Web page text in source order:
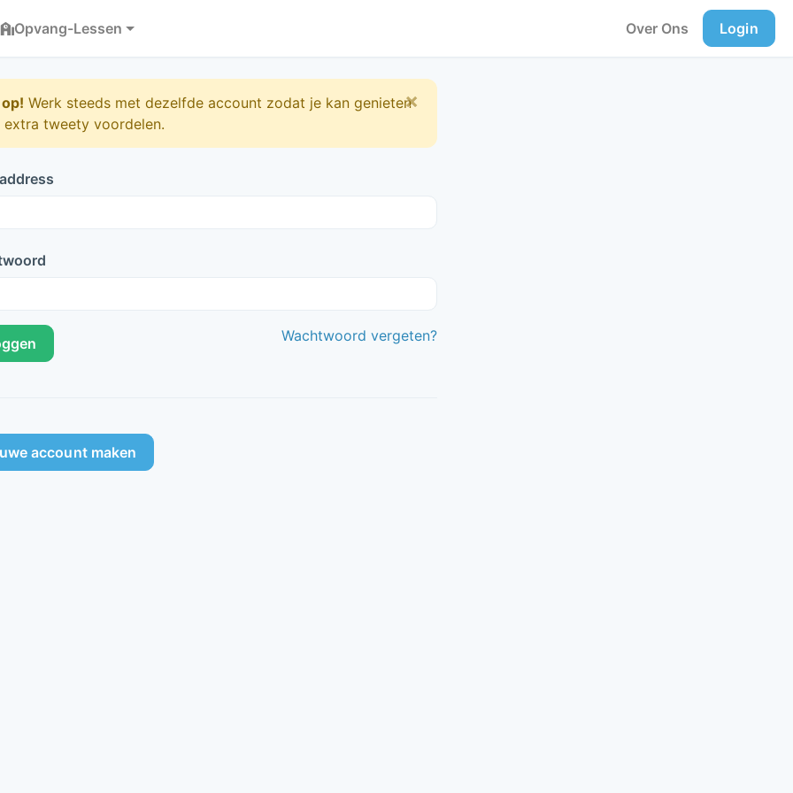
Opvang-Lessen Over Ons Login
Werk steeds met dezelfde account zodat je kan genieten
extra tweety voordelen.
×
Wachtwoord vergeten?
account maken